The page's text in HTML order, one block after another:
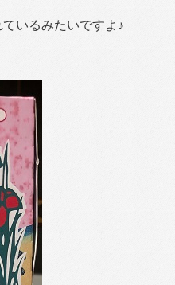
いるみたいですよ♪